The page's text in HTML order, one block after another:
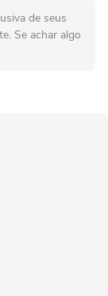
de seus
Se achar algo